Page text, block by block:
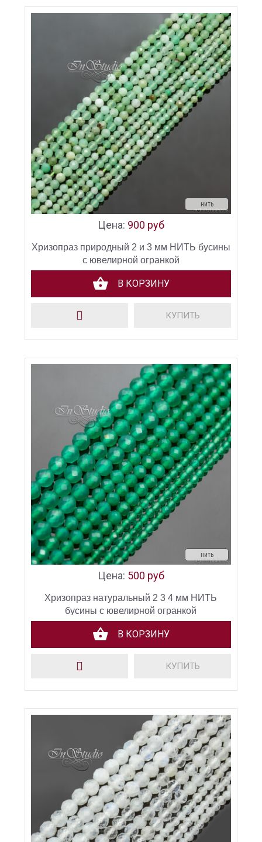
нить
Цена: 900 руб
Хризопраз природный 2 и 3 мм НИТЬ бусины
с ювелирной огранкой
В КОРЗИНУ
КУПИТЬ
нить
Цена: 500 руб
Хризопраз натуральный 2 3 4 мм НИТЬ
бусины с ювелирной огранкой
В КОРЗИНУ
КУПИТЬ